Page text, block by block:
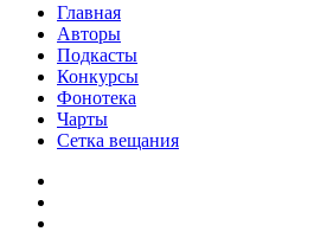
Главная
Авторы
Подкасты
Конкурсы
Фонотека
Чарты
Сетка вещания